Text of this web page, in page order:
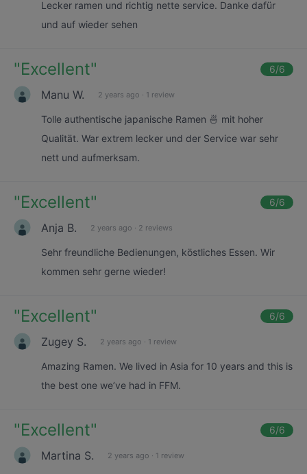
Lecker ramen und richtig nette service. Danke dafür
und auf wieder sehen
"Excellent" 6/6
Manu W. 2 years ago · 1 review
Tolle authentische japanische Ramen 🍜 mit hoher
Qualität. War extrem lecker und der Service war sehr
nett und aufmerksam.
"Excellent" 6/6
Anja B. 2 years ago · 2 reviews
Sehr freundliche Bedienungen, köstliches Essen. Wir
kommen sehr gerne wieder!
"Excellent" 6/6
Zugey S. 2 years ago · 1 review
Amazing Ramen. We lived in Asia for 10 years and this is
the best one we’ve had in FFM.
"Excellent" 6/6
Martina S. 2 years ago · 1 review